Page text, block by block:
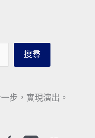
搜尋
步，實現演出。